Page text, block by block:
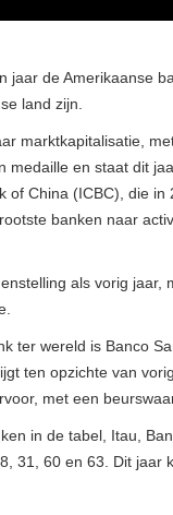
jaar de Amerikaanse
land zijn.
marktkapitalisatie,
medaille en staat dit
of China (ICBC), die
banken naar
als vorig jaar,
ter wereld is Banco
ten opzichte van
met een
in de tabel, Itau,
31, 60 en 63. Dit jaar